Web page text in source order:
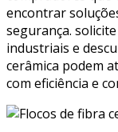
encontrar
segurança.
industriais e
cerâmica podem
com eficiência e